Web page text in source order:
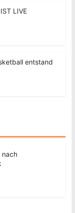
LIVE
entstand
nach